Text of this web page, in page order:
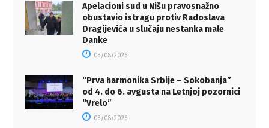
Apelacioni sud u Nišu pravosnažno
obustavio istragu protiv Radoslava
Dragijevića u slučaju nestanka male
Danke
03/08/2026
“Prva harmonika Srbije – Sokobanja”
od 4. do 6. avgusta na Letnjoj pozornici
“Vrelo”
03/08/2026